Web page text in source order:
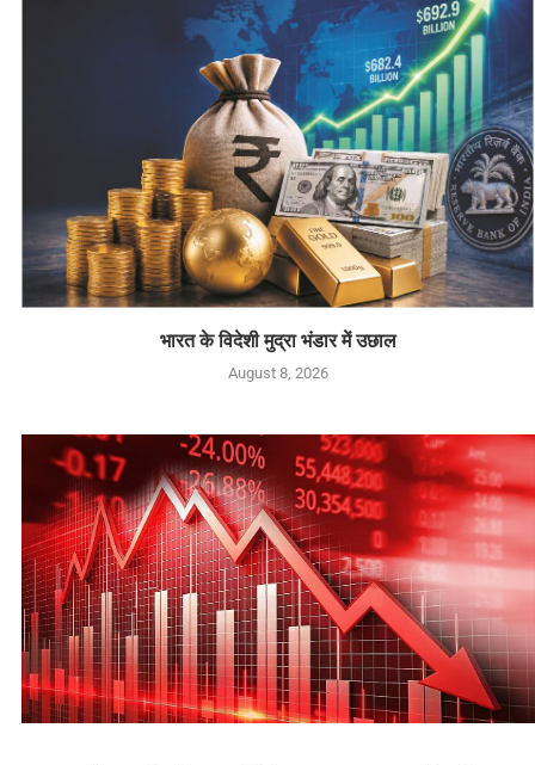
भारत के विदेशी मुद्रा भंडार में उछाल
August 8, 2026